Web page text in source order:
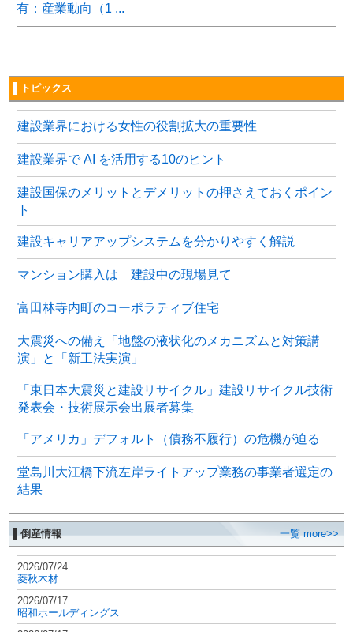
有：産業動向（1 ...
▌トピックス
建設業界における女性の役割拡大の重要性
建設業界で AI を活用する10のヒント
建設国保のメリットとデメリットの押さえておくポイン
ト
建設キャリアアップシステムを分かりやすく解説
マンション購入は 建設中の現場見て
富田林寺内町のコーポラティブ住宅
大震災への備え「地盤の液状化のメカニズムと対策講
演」と「新工法実演」
「東日本大震災と建設リサイクル」建設リサイクル技術
発表会・技術展示会出展者募集
「アメリカ」デフォルト（債務不履行）の危機が迫る
堂島川大江橋下流左岸ライトアップ業務の事業者選定の
結果
▌倒産情報 一覧 more>>
2026/07/24
菱秋木材
2026/07/17
昭和ホールディングス